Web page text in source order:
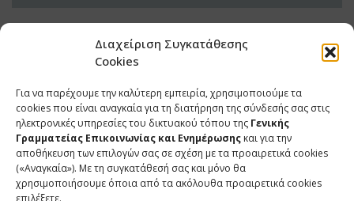
Διαχείριση Συγκατάθεσης
Cookies
Για να παρέχουμε την καλύτερη εμπειρία, χρησιμοποιούμε τα
cookies που είναι αναγκαία για τη διατήρηση της σύνδεσής σας στις
ηλεκτρονικές υπηρεσίες του δικτυακού τόπου της Γενικής
Γραμματείας Επικοινωνίας και Ενημέρωσης και για την
αποθήκευση των επιλογών σας σε σχέση με τα προαιρετικά cookies
(«Αναγκαία»). Με τη συγκατάθεσή σας και μόνο θα
χρησιμοποιήσουμε όποια από τα ακόλουθα προαιρετικά cookies
επιλέξετε.
ΕΠΙΚΟΙΝΩΝΙΑ